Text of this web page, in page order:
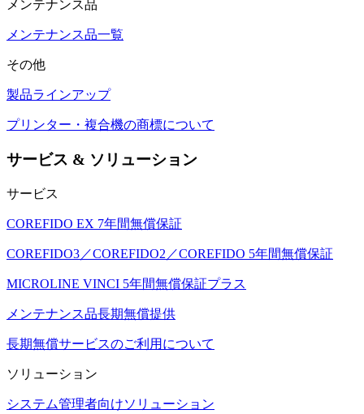
メンテナンス品
メンテナンス品一覧
その他
製品ラインアップ
プリンター・複合機の商標について
サービス & ソリューション
サービス
COREFIDO EX 7年間無償保証
COREFIDO3／COREFIDO2／COREFIDO 5年間無償保証
MICROLINE VINCI 5年間無償保証プラス
メンテナンス品長期無償提供
長期無償サービスのご利用について
ソリューション
システム管理者向けソリューション